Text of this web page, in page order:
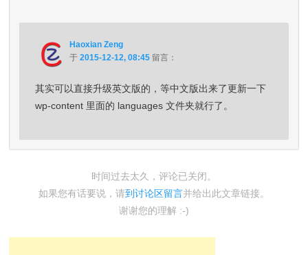
Haoxian Zeng
于2015-12-12, 08:45 留言：
其实可以直接升级英文版的，等中文版出来了更新一下
wp-content 里面的 languages 文件夹就行了。
时间过去太久，评论已关闭。
如果您有话要说，请到讨论区留言并给出此文章链接。
谢谢您的理解 :-)